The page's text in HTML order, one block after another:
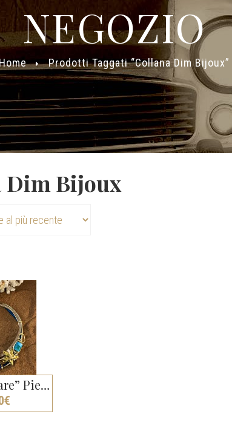
Prodotti Taggati “collana Dim Bijoux”
NEGOZIO
Dim Bijoux
Collana “Mare” Pietre Dure
€